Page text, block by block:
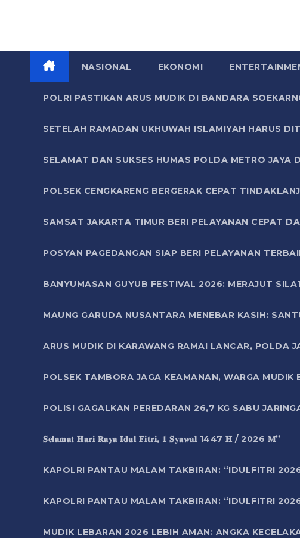
NASIONAL EKONOMI
POLRI PASTIKAN ARUS MUDIK DI BANDARA
SETELAH RAMADAN UKHUWAH ISLAMIYAH HARUS
SELAMAT DAN SUKSES HUMAS POLDA METRO JAYA
POLSEK CENGKARENG BERGERAK CEPAT
SAMSAT JAKARTA TIMUR BERI PELAYANAN CEPAT
POSYAN PAGEDANGAN SIAP BERI PELAYANAN
BANYUMASAN GUYUB FESTIVAL 2026: MERAJUT
MAUNG GARUDA NUSANTARA MENEBAR KASIH:
ARUS MUDIK DI KARAWANG RAMAI LANCAR, POLDA
POLSEK TAMBORA JAGA KEAMANAN, WARGA MUDIK
POLISI GAGALKAN PEREDARAN 26,7 KG SABU
𝐒𝐞𝐥𝐚𝐦𝐚𝐭 𝐇𝐚𝐫𝐢 𝐑𝐚𝐲𝐚 𝐈𝐝𝐮𝐥 𝐅𝐢𝐭𝐫𝐢, 𝟏 𝐒𝐲𝐚𝐰𝐚𝐥 1447 𝐇 / 2026 𝐌”
KAPOLRI PANTAU MALAM TAKBIRAN: “IDULFITRI
KAPOLRI PANTAU MALAM TAKBIRAN: “IDULFITRI
MUDIK LEBARAN 2026 LEBIH AMAN: ANGKA